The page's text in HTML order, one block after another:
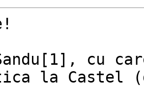
cu
la Castel